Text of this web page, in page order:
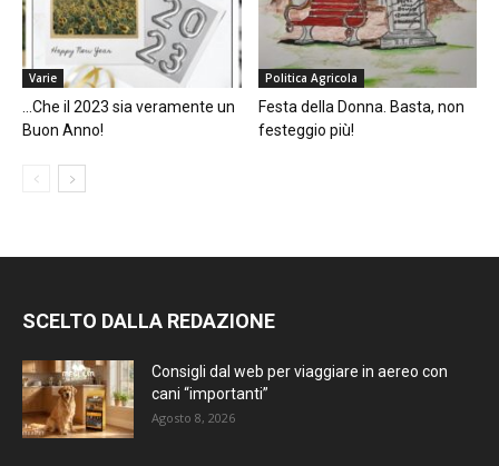
Varie
…Che il 2023 sia veramente un
Buon Anno!
Politica Agricola
Festa della Donna. Basta, non
festeggio più!
SCELTO DALLA REDAZIONE
Consigli dal web per viaggiare in aereo con
cani “importanti”
Agosto 8, 2026